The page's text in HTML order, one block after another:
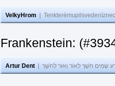
VelkyHrom
Frankenstein:
Artur Dent שָׂמִים חֹשֶׁךְ לְאוֹר וְאוֹר לְחֹשֶׁךְ